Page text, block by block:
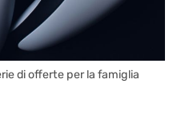
di offerte per la famiglia